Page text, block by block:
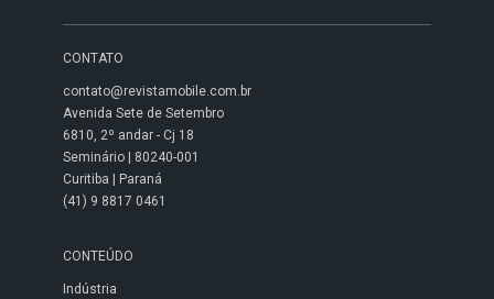
CONTATO
contato@revistamobile.com.br
Avenida Sete de Setembro
6810, 2º andar - Cj 18
Seminário | 80240-001
Curitiba | Paraná
(41) 9 8817 0461
CONTEÚDO
Indústria